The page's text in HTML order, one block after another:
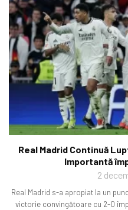
Real Madrid Continuă
Importantă
2
Real Madrid s-a apropiat la un
victorie convingătoare cu 2-0